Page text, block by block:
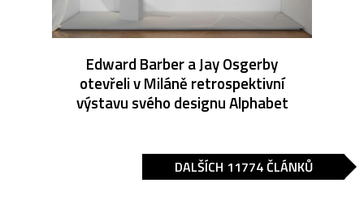
Edward Barber a Jay Osgerby
otevřeli v Miláně retrospektivní
výstavu svého designu Alphabet
DALŠÍCH 11774 ČLÁNKŮ